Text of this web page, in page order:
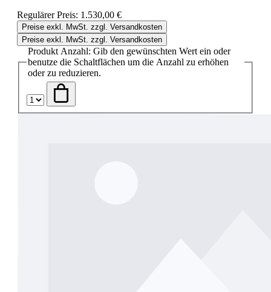
Regulärer Preis: 1.530,00 €
Preise exkl. MwSt. zzgl. Versandkosten
Preise exkl. MwSt. zzgl. Versandkosten
Produkt Anzahl: Gib den gewünschten Wert ein oder
benutze die Schaltflächen um die Anzahl zu erhöhen
oder zu reduzieren.